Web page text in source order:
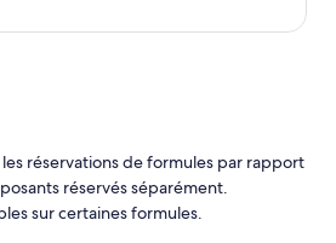
réservations de formules par rapport
réservés séparément.
sur certaines formules.